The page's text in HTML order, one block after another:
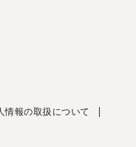
情報の取扱について